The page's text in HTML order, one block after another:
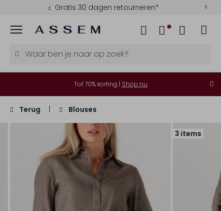
Gratis 30 dagen retourneren*
Menu
Tot 70% korting | Shop nu
Terug Blouses
3 items